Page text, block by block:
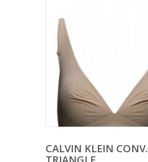
CALVIN KLEIN CONV.